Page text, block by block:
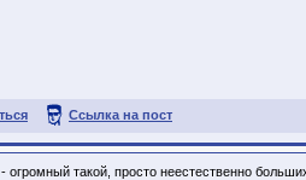
Ссылка на пост
такой, просто неестественно